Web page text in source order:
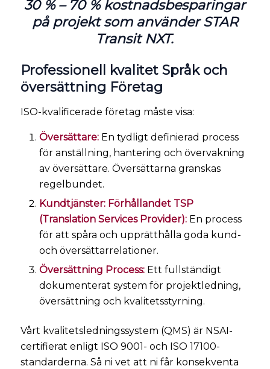
30 % – 70 % kostnadsbesparingar
på projekt som använder STAR
Transit NXT.
Professionell kvalitet Språk och
översättning Företag
ISO-kvalificerade företag måste visa:
Översättare:En tydligt definierad process
för anställning, hantering och övervakning
av översättare. Översättarna granskas
regelbundet.
Kundtjänster: Förhållandet TSP
(Translation Services Provider):En process
för att spåra och upprätthålla goda kund-
och översättarrelationer.
Översättning Process:Ett fullständigt
dokumenterat system för projektledning,
översättning och kvalitetsstyrning.
Vårt kvalitetsledningssystem (QMS) är NSAI-
certifierat enligt ISO 9001- och ISO 17100-
standarderna. Så ni vet att ni får konsekventa